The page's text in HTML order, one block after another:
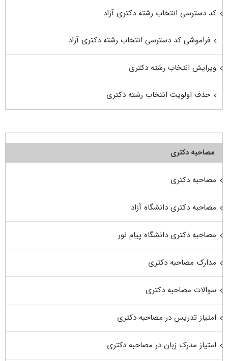
کد دسترسی انتخاب رشته دکتری آزاد
فراموشی کد دسترسی انتخاب رشته دکتری آزاد
ویرایش انتخاب رشته دکتری
حذف اولویت انتخاب رشته دکتری
مصاحبه دکتری
مصاحبه دکتری
مصاحبه دکتری دانشگاه آزاد
مصاحبه دکتری دانشگاه پیام نور
مدارک مصاحبه دکتری
سوالات مصاحبه دکتری
امتیاز تدریس در مصاحبه دکتری
امتیاز مدرک زبان در مصاحبه دکتری